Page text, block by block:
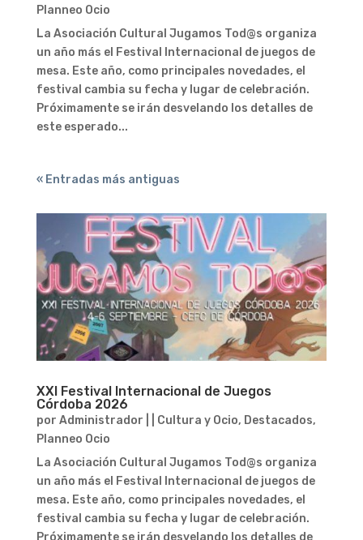
Planneo Ocio
La Asociación Cultural Jugamos Tod@s organiza
un año más el Festival Internacional de juegos de
mesa. Este año, como principales novedades, el
festival cambia su fecha y lugar de celebración.
Próximamente se irán desvelando los detalles de
este esperado...
« Entradas más antiguas
XXI Festival Internacional de Juegos
Córdoba 2026
por Administrador Cultura y Ocio, Destacados,
Planneo Ocio
La Asociación Cultural Jugamos Tod@s organiza
un año más el Festival Internacional de juegos de
mesa. Este año, como principales novedades, el
festival cambia su fecha y lugar de celebración.